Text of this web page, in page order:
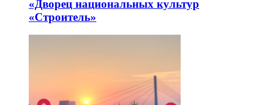
«Дворец национальных культур
«Строитель»